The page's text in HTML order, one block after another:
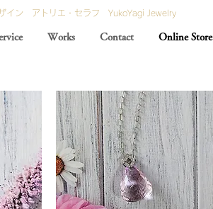
イン アトリエ・セラフ YukoYagi Jewelry
Works Contact Online Store